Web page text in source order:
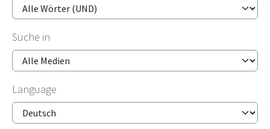
Suche in
Language